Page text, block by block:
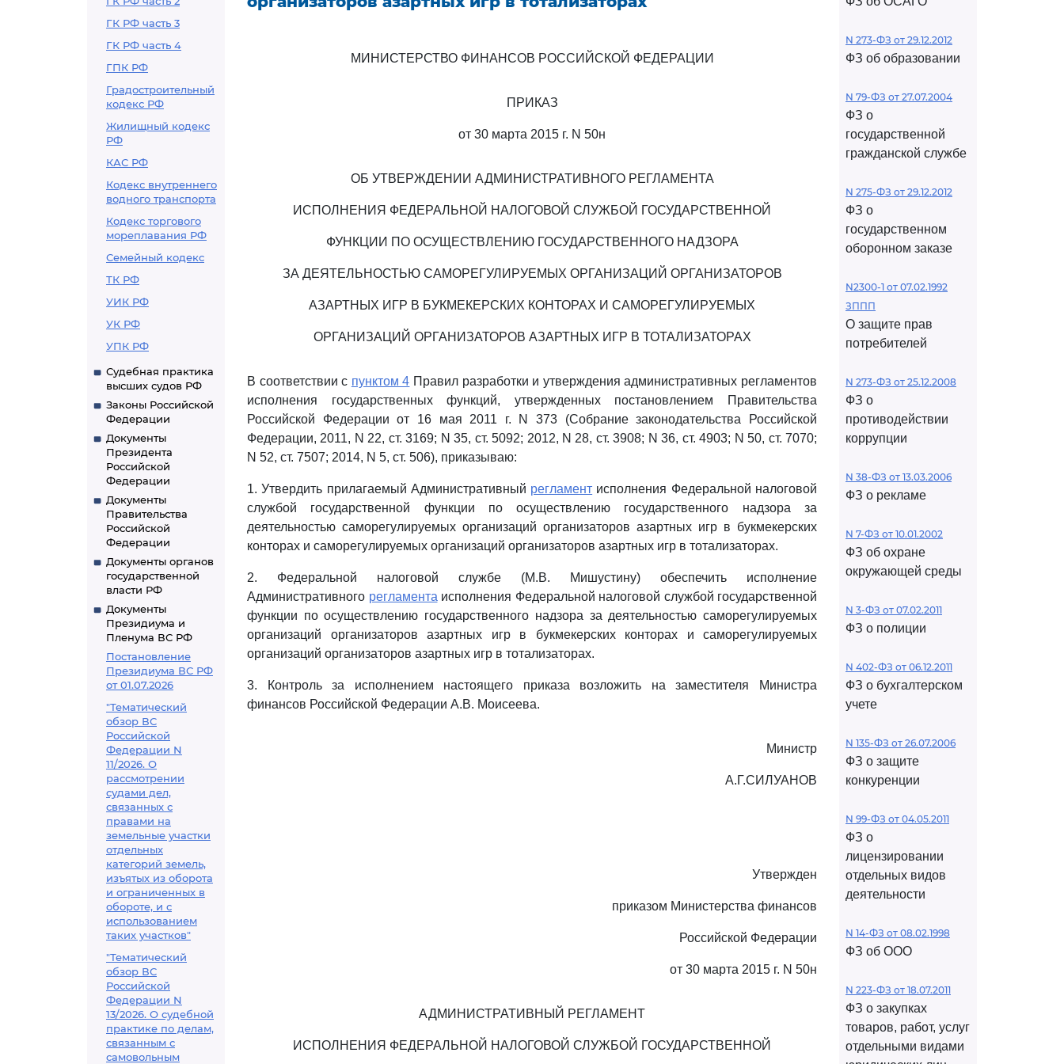
ГК РФ часть 3
ГК РФ часть 4
ГПК РФ
Градостроительный
кодекс РФ
Жилищный кодекс
РФ
КАС РФ
Кодекс внутреннего
водного транспорта
Кодекс торгового
мореплавания РФ
Семейный кодекс
ТК РФ
УИК РФ
УК РФ
УПК РФ
Судебная практика
высших судов РФ
Законы Российской
Федерации
Документы
Президента
Российской
Федерации
Документы
Правительства
Российской
Федерации
Документы органов
государственной
власти РФ
Документы
Президиума и
Пленума ВС РФ
Постановление
Президиума ВС РФ
от 01.07.2026
"Тематический
обзор ВС
Российской
Федерации N
11/2026. О
рассмотрении
судами дел,
связанных с
правами на
земельные участки
отдельных
категорий земель,
изъятых из оборота
и ограниченных в
обороте, и с
использованием
таких участков"
"Тематический
обзор ВС
Российской
Федерации N
13/2026. О судебной
практике по делам,
связанным с
самовольным
МИНИСТЕРСТВО ФИНАНСОВ РОССИЙСКОЙ ФЕДЕРАЦИИ
ПРИКАЗ
от 30 марта 2015 г. N 50н
ОБ УТВЕРЖДЕНИИ АДМИНИСТРАТИВНОГО РЕГЛАМЕНТА
ИСПОЛНЕНИЯ ФЕДЕРАЛЬНОЙ НАЛОГОВОЙ СЛУЖБОЙ ГОСУДАРСТВЕННОЙ
ФУНКЦИИ ПО ОСУЩЕСТВЛЕНИЮ ГОСУДАРСТВЕННОГО НАДЗОРА
ЗА ДЕЯТЕЛЬНОСТЬЮ САМОРЕГУЛИРУЕМЫХ ОРГАНИЗАЦИЙ ОРГАНИЗАТОРОВ
АЗАРТНЫХ ИГР В БУКМЕКЕРСКИХ КОНТОРАХ И САМОРЕГУЛИРУЕМЫХ
ОРГАНИЗАЦИЙ ОРГАНИЗАТОРОВ АЗАРТНЫХ ИГР В ТОТАЛИЗАТОРАХ
В соответствии с пунктом 4 Правил разработки и утверждения административных регламентов
исполнения государственных функций, утвержденных постановлением Правительства
Российской Федерации от 16 мая 2011 г. N 373 (Собрание законодательства Российской
Федерации, 2011, N 22, ст. 3169; N 35, ст. 5092; 2012, N 28, ст. 3908; N 36, ст. 4903; N 50, ст. 7070;
N 52, ст. 7507; 2014, N 5, ст. 506), приказываю:
1. Утвердить прилагаемый Административный регламент исполнения Федеральной налоговой
службой государственной функции по осуществлению государственного надзора за
деятельностью саморегулируемых организаций организаторов азартных игр в букмекерских
конторах и саморегулируемых организаций организаторов азартных игр в тотализаторах.
2. Федеральной налоговой службе (М.В. Мишустину) обеспечить исполнение
Административного регламента исполнения Федеральной налоговой службой государственной
функции по осуществлению государственного надзора за деятельностью саморегулируемых
организаций организаторов азартных игр в букмекерских конторах и саморегулируемых
организаций организаторов азартных игр в тотализаторах.
3. Контроль за исполнением настоящего приказа возложить на заместителя Министра
финансов Российской Федерации А.В. Моисеева.
Министр
А.Г.СИЛУАНОВ
Утвержден
приказом Министерства финансов
Российской Федерации
от 30 марта 2015 г. N 50н
АДМИНИСТРАТИВНЫЙ РЕГЛАМЕНТ
ИСПОЛНЕНИЯ ФЕДЕРАЛЬНОЙ НАЛОГОВОЙ СЛУЖБОЙ ГОСУДАРСТВЕННОЙ
N 273-ФЗ от 29.12.2012
ФЗ об образовании
N 79-ФЗ от 27.07.2004
ФЗ о
государственной
гражданской службе
N 275-ФЗ от 29.12.2012
ФЗ о
государственном
оборонном заказе
N2300-1 от 07.02.1992
ЗППП
О защите прав
потребителей
N 273-ФЗ от 25.12.2008
ФЗ о
противодействии
коррупции
N 38-ФЗ от 13.03.2006
ФЗ о рекламе
N 7-ФЗ от 10.01.2002
ФЗ об охране
окружающей среды
N 3-ФЗ от 07.02.2011
ФЗ о полиции
N 402-ФЗ от 06.12.2011
ФЗ о бухгалтерском
учете
N 135-ФЗ от 26.07.2006
ФЗ о защите
конкуренции
N 99-ФЗ от 04.05.2011
ФЗ о
лицензировании
отдельных видов
деятельности
N 14-ФЗ от 08.02.1998
ФЗ об ООО
N 223-ФЗ от 18.07.2011
ФЗ о закупках
товаров, работ, услуг
отдельными видами